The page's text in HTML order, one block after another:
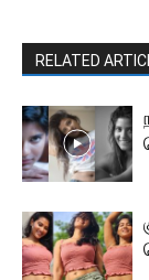
RELATED